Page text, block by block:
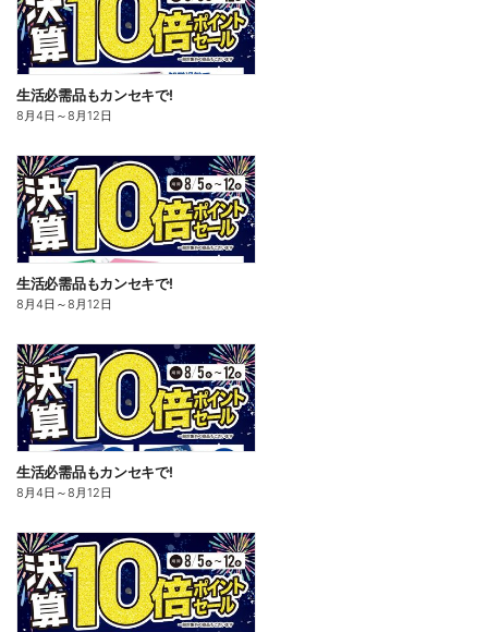
生活必需品もカンセキで!
8月4日 ～8月12日
生活必需品もカンセキで!
8月4日 ～8月12日
生活必需品もカンセキで!
8月4日 ～8月12日